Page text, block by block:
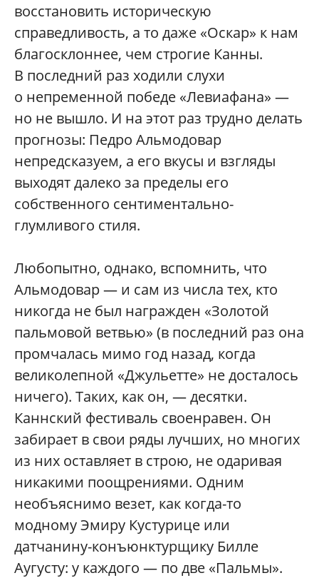
восстановить историческую
справедливость, а то даже «Оскар» к нам
благосклоннее, чем строгие Канны.
В последний раз ходили слухи
о непременной победе «Левиафана» —
но не вышло. И на этот раз трудно делать
прогнозы: Педро Альмодовар
непредсказуем, а его вкусы и взгляды
выходят далеко за пределы его
собственного сентиментально-
глумливого стиля.
Любопытно, однако, вспомнить, что
Альмодовар — и сам из числа тех, кто
никогда не был награжден «Золотой
пальмовой ветвью» (в последний раз она
промчалась мимо год назад, когда
великолепной «Джульетте» не досталось
ничего). Таких, как он, — десятки.
Каннский фестиваль своенравен. Он
забирает в свои ряды лучших, но многих
из них оставляет в строю, не одаривая
никакими поощрениями. Одним
необъяснимо везет, как когда-то
модному Эмиру Кустурице или
датчанину-конъюнктурщику Билле
Аугусту: у каждого — по две «Пальмы».